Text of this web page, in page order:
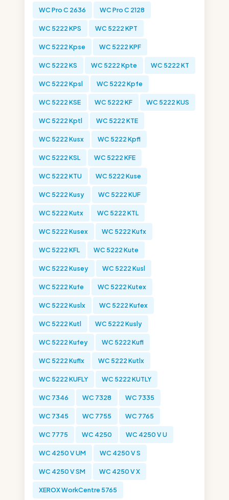
WC Pro C 2636 WC Pro C 2128
WC 5222 KPS WC 5222 KPT
WC 5222 Kpse WC 5222 KPF
WC 5222 KS WC 5222 Kpte WC 5222 KT
WC 5222 Kpsl WC 5222 Kpfe
WC 5222 KSE WC 5222 KF WC 5222 KUS
WC 5222 Kptl WC 5222 KTE
WC 5222 Kusx WC 5222 Kpfl
WC 5222 KSL WC 5222 KFE
WC 5222 KTU WC 5222 Kuse
WC 5222 Kusy WC 5222 KUF
WC 5222 Kutx WC 5222 KTL
WC 5222 Kusex WC 5222 Kufx
WC 5222 KFL WC 5222 Kute
WC 5222 Kusey WC 5222 Kusl
WC 5222 Kufe WC 5222 Kutex
WC 5222 Kuslx WC 5222 Kufex
WC 5222 Kutl WC 5222 Kusly
WC 5222 Kufey WC 5222 Kufl
WC 5222 Kuflx WC 5222 Kutlx
WC 5222 KUFLY WC 5222 KUTLY
WC 7346 WC 7328 WC 7335
WC 7345 WC 7755 WC 7765
WC 7775 WC 4250 WC 4250 V U
WC 4250 V UM WC 4250 V S
WC 4250 V SM WC 4250 V X
XEROX WorkCentre 5765